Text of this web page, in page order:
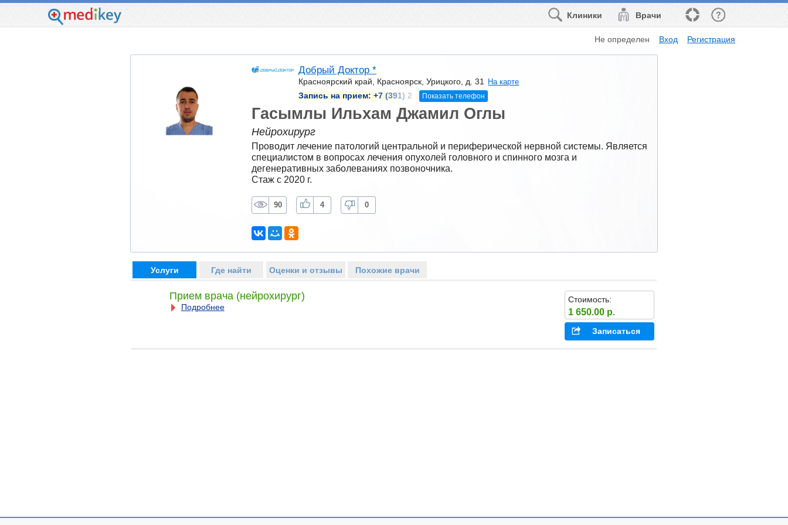
Врачи
Клиники
Не определен Вход Регистрация
Добрый Доктор *
Красноярский край, Красноярск, Урицкого, д. 31
На карте
Запись на прием: +7 (391) 2 Показать телефон
Гасымлы Ильхам Джамил Оглы
Нейрохирург
Проводит лечение патологий центральной и периферической нервной системы. Является
специалистом в вопросах лечения опухолей головного и спинного мозга и
дегенеративных заболеваниях позвоночника.
Стаж с 2020 г.
90 4 0
Услуги Где найти Оценки и отзывы Похожие врачи
Прием врача (нейрохирург)
Подробнее
Стоимость:
1 650.00 р.
Записаться